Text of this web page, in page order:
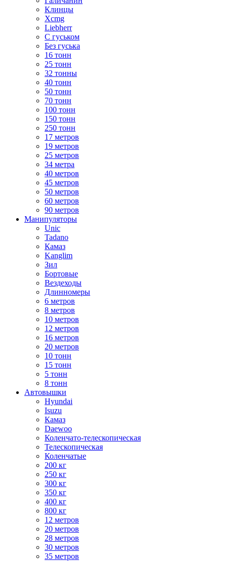
Клинцы
Xcmg
Liebherr
С гуськом
Без гуська
16 тонн
25 тонн
32 тонны
40 тонн
50 тонн
70 тонн
100 тонн
150 тонн
250 тонн
17 метров
19 метров
25 метров
34 метра
40 метров
45 метров
50 метров
60 метров
90 метров
Манипуляторы
Unic
Tadano
Камаз
Kanglim
Зил
Бортовые
Вездеходы
Длинномеры
6 метров
8 метров
10 метров
12 метров
16 метров
20 метров
10 тонн
15 тонн
5 тонн
8 тонн
Автовышки
Hyundai
Isuzu
Камаз
Daewoo
Коленчато-телескопическая
Телескопическая
Коленчатые
200 кг
250 кг
300 кг
350 кг
400 кг
800 кг
12 метров
20 метров
28 метров
30 метров
35 метров